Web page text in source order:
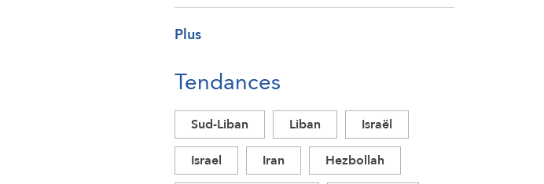
Plus
Tendances
Sud-Liban Liban
Israël
Israel
Iran
Hezbollah